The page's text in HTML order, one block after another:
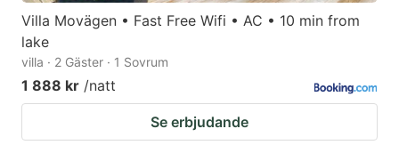
Villa Movägen • Fast Free Wifi • AC • 10 min from
lake
villa · 2 Gäster · 1 Sovrum
1 888 kr /natt
Se erbjudande